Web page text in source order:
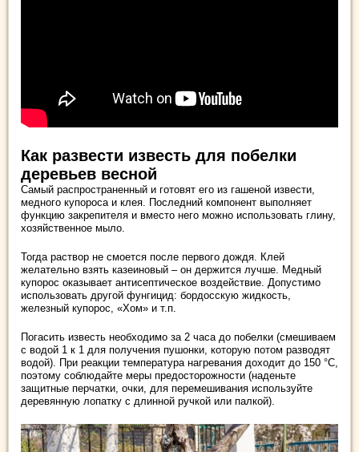
Как развести известь для побелки
деревьев весной
Самый распространенный и готовят его из гашеной извести,
медного купороса и клея. Последний компонент выполняет
функцию закрепителя и вместо него можно использовать глину,
хозяйственное мыло.
Тогда раствор не смоется после первого дождя. Клей
желательно взять казеиновый – он держится лучше. Медный
купорос оказывает антисептическое воздействие. Допустимо
использовать другой фунгицид: бордосскую жидкость,
железный купорос, «Хом» и т.п.
Погасить известь необходимо за 2 часа до побелки (смешиваем
с водой 1 к 1 для получения пушонки, которую потом разводят
водой). При реакции температура нагревания доходит до 150 °С,
поэтому соблюдайте меры предосторожности (наденьте
защитные перчатки, очки, для перемешивания используйте
деревянную лопатку с длинной ручкой или палкой).